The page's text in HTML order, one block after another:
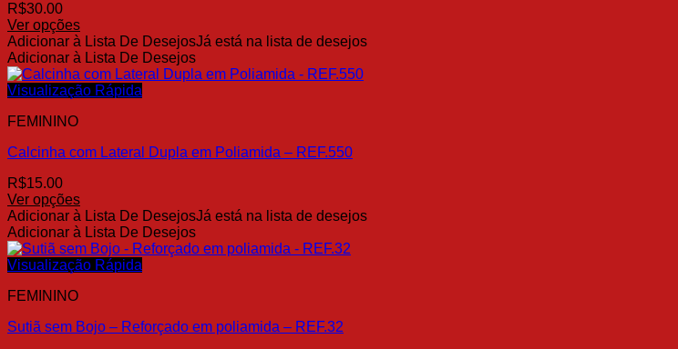
R$30.00
Ver opções
Este
produto
tem
várias
As
podem
escolhidas
na
página
do
produto
Adicionar à Lista De DesejosJá está na lista de desejos
Adicionar à Lista De Desejos
Visualização Rápida
FEMININO
Calcinha com Lateral Dupla em Poliamida – REF.550
R$15.00
Ver opções
Este
produto
tem
várias
As
podem
Adicionar à Lista De DesejosJá está na lista de desejos
Adicionar à Lista De Desejos
Visualização Rápida
FEMININO
Sutiã sem Bojo – Reforçado em poliamida – REF.32